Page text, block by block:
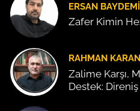
ERSAN
Zafer Kimin
RAHMAN
Zalime Karşı,
Destek: Direniş